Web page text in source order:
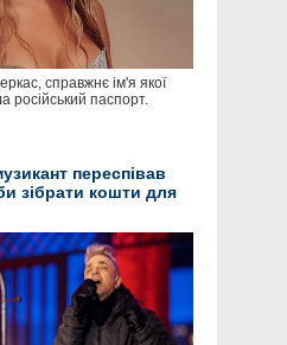
справжнє ім'я якої
російський паспорт.
переспівав
зібрати кошти для